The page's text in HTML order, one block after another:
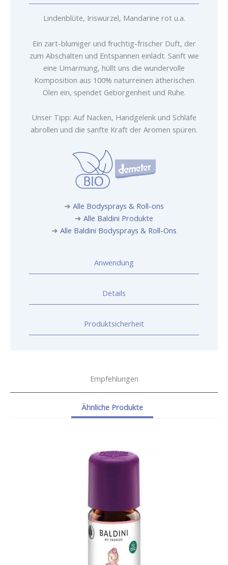
Lindenblüte, Iriswurzel, Mandarine rot u.a.
Ein zart-blumiger und fruchtig-frischer Duft, der
zum Abschalten und Entspannen einlädt. Sanft wie
eine Umarmung, hüllt uns die wundervolle
Komposition aus 100% naturreinen ätherischen
Ölen ein, spendet Geborgenheit und Ruhe.
Unser Tipp: Auf Nacken, Handgelenk und Schläfe
abrollen und die sanfte Kraft der Aromen spüren.
➜ Alle Bodysprays & Roll-ons
➜ Alle Baldini Produkte
➜ Alle Baldini Bodysprays & Roll-Ons
Anwendung
Details
Produktsicherheit
Empfehlungen
Ähnliche Produkte